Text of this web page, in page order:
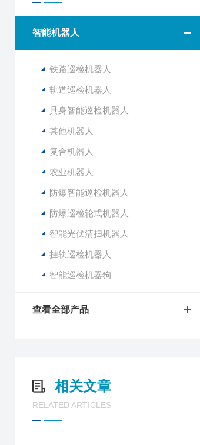
智能机器人
铁路巡检机器人
轨道巡检机器人
具身智能巡检机器人
其他机器人
复合机器人
农业机器人
防爆智能巡检机器人
防爆巡检轮式机器人
智能光伏清扫机器人
挂轨巡检机器人
智能巡检机器狗
查看全部产品
相关文章
RELATED ARTICLES